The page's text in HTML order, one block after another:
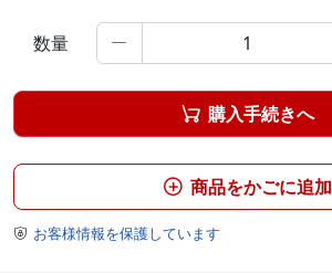
数量 
 購入手続きへ
 商品をかごに追加
 お客様情報を保護しています